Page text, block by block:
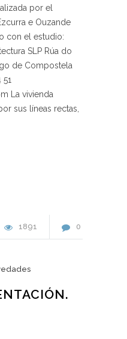
por el
e Ouzande
con el estudio:
SLP Rúa do
de Compostela
La vivienda
sus líneas rectas,
1891 0